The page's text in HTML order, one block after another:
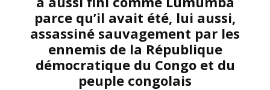
parce qu’il avait été, lui aussi,
assassiné sauvagement par les
ennemis de la République
démocratique du Congo et du
peuple congolais